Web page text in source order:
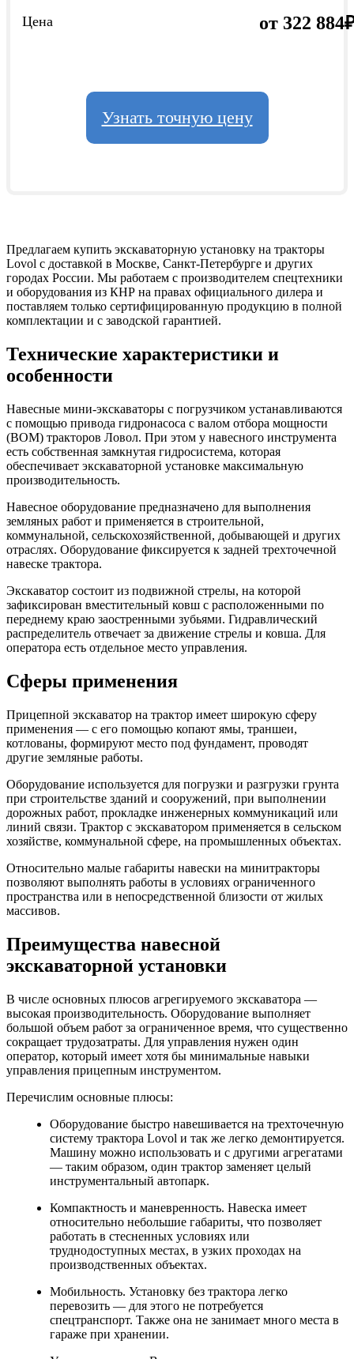
Цена от 322
Узнать точную цену
Предлагаем купить экскаваторную установку на тракторы
Lovol с доставкой в Москве, Санкт-Петербурге и других
городах России. Мы работаем с производителем спецтехники
и оборудования из КНР на правах официального дилера и
поставляем только сертифицированную продукцию в полной
комплектации и с заводской гарантией.
Технические характеристики и
особенности
Навесные мини-экскаваторы с погрузчиком устанавливаются
с помощью привода гидронасоса с валом отбора мощности
(ВОМ) тракторов Ловол. При этом у навесного инструмента
есть собственная замкнутая гидросистема, которая
обеспечивает экскаваторной установке максимальную
производительность.
Навесное оборудование предназначено для выполнения
земляных работ и применяется в строительной,
коммунальной, сельскохозяйственной, добывающей и других
отраслях. Оборудование фиксируется к задней трехточечной
навеске трактора.
Экскаватор состоит из подвижной стрелы, на которой
зафиксирован вместительный ковш с расположенными по
переднему краю заостренными зубьями. Гидравлический
распределитель отвечает за движение стрелы и ковша. Для
оператора есть отдельное место управления.
Сферы применения
Прицепной экскаватор на трактор имеет широкую сферу
применения — с его помощью копают ямы, траншеи,
котлованы, формируют место под фундамент, проводят
другие земляные работы.
Оборудование используется для погрузки и разгрузки грунта
при строительстве зданий и сооружений, при выполнении
дорожных работ, прокладке инженерных коммуникаций или
линий связи. Трактор с экскаватором применяется в сельском
хозяйстве, коммунальной сфере, на промышленных объектах.
Относительно малые габариты навески на минитракторы
позволяют выполнять работы в условиях ограниченного
пространства или в непосредственной близости от жилых
массивов.
Преимущества навесной
экскаваторной установки
В числе основных плюсов агрегируемого экскаватора —
высокая производительность. Оборудование выполняет
большой объем работ за ограниченное время, что существенно
сокращает трудозатраты. Для управления нужен один
оператор, который имеет хотя бы минимальные навыки
управления прицепным инструментом.
Перечислим основные плюсы:
Оборудование быстро навешивается на трехточечную
систему трактора Lovol и так же легко демонтируется.
Машину можно использовать и с другими агрегатами
— таким образом, один трактор заменяет целый
инструментальный автопарк.
Компактность и маневренность. Навеска имеет
относительно небольшие габариты, что позволяет
работать в стесненных условиях или
труднодоступных местах, в узких проходах на
производственных объектах.
Мобильность. Установку без трактора легко
перевозить — для этого не потребуется
спецтранспорт. Также она не занимает много места в
гараже при хранении.